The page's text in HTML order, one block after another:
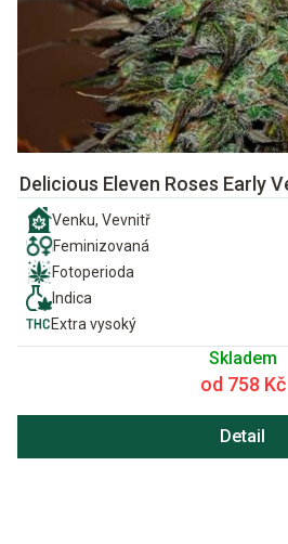
Delicious Eleven Roses Early
Venku, Vevnitř
Feminizovaná
Fotoperioda
Indica
Extra vysoký
Skladem
od 758 Kč
Detail